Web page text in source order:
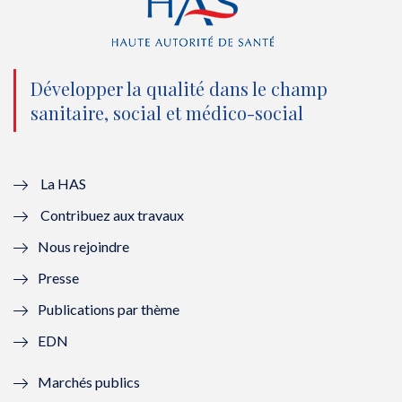
n
o
u
l
l
f
n
k
(
n
o
e
e
(
n
o
u
(
n
o
Développer la qualité dans le champ
sanitaire, social et médico-social
La HAS
Contribuez aux travaux
Nous rejoindre
Presse
Publications par thème
EDN
Marchés publics